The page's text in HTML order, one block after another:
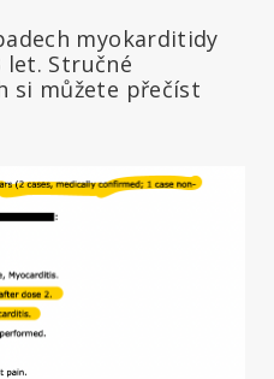
myokarditidy
let. Stručné
si můžete přečíst